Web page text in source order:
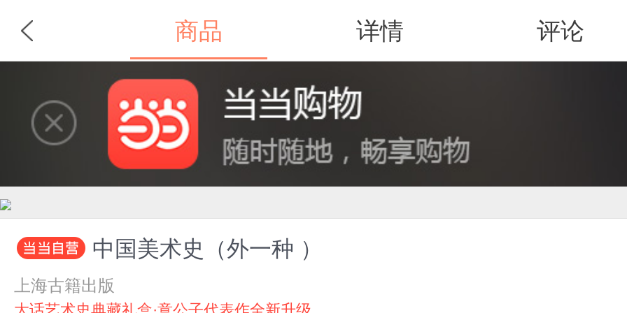
商品 详情 评论
分类
中国美术史（外一种 ）
上海古籍出版